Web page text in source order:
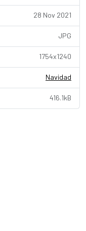
28 Nov 2021
JPG
1754x1240
Navidad
416.1kB